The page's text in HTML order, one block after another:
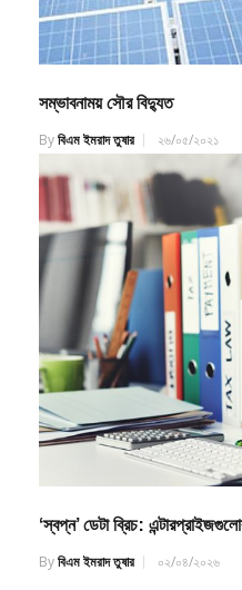
সম্ভাবনাময় সৌর বিদ্যুত
Byবিএম ইমরাদ তুষার ২৬/০৫/২০২১
‘স্বপ্ন’ ডেটা ব্রিচ:
Byবিএম ইমরাদ তুষার ০২/০৪/২০২৬